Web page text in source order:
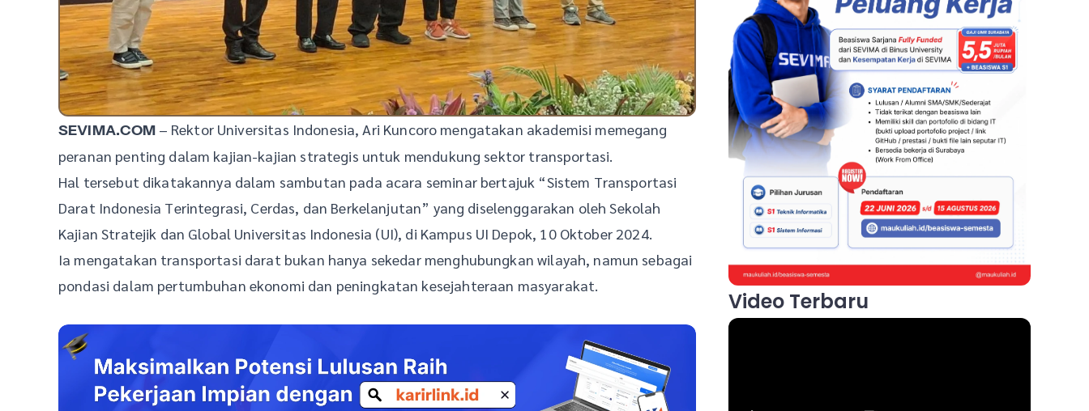
SEVIMA.COM – Rektor Universitas Indonesia, Ari Kuncoro mengatakan akademisi memegang
peranan penting dalam kajian-kajian strategis untuk mendukung sektor transportasi.
Hal tersebut dikatakannya dalam sambutan pada acara seminar bertajuk “Sistem Transportasi
Darat Indonesia Terintegrasi, Cerdas, dan Berkelanjutan” yang diselenggarakan oleh Sekolah
Kajian Stratejik dan Global Universitas Indonesia (UI), di Kampus UI Depok, 10 Oktober 2024.
Ia mengatakan transportasi darat bukan hanya sekedar menghubungkan wilayah, namun sebagai
pondasi dalam pertumbuhan ekonomi dan peningkatan kesejahteraan masyarakat.
Video Terbaru